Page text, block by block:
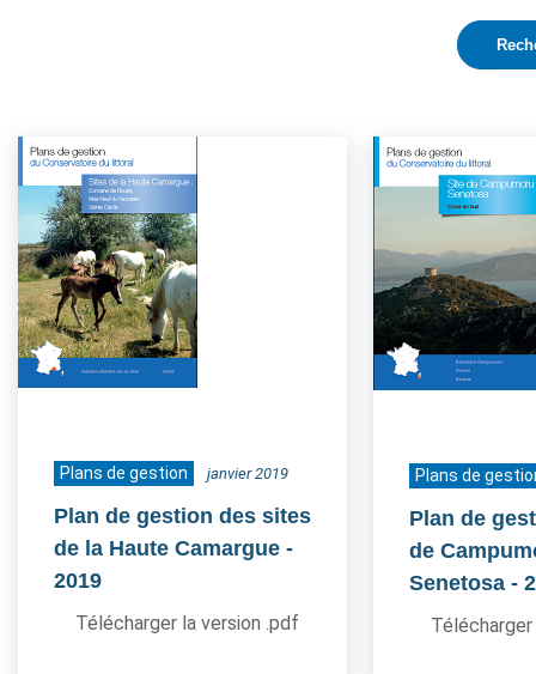
Plans de gestion janvier 2019
Plan de gestion des sites
de la Haute Camargue -
2019
Télécharger la version .pdf
Plans de
Plan de
de
Senetosa -